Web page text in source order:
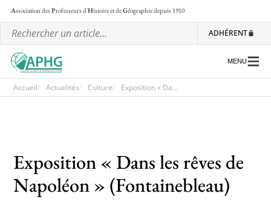
Association desProfesseurs d'Histoire et deGéographiedepuis 1910
ADHÉRENT
Les ateliers nationaux
Communiqués et motions
MENU
Accueil Actualités Culture Exposition « Da...
Exposition « Dans les rêves de
Napoléon » (Fontainebleau)